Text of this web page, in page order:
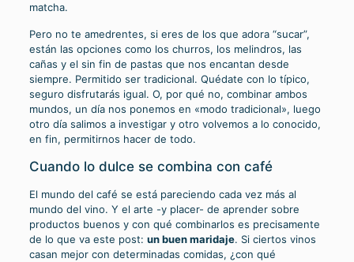
matcha.
Pero no te amedrentes, si eres de los que adora “sucar”,
están las opciones como los churros, los melindros, las
cañas y el sin fin de pastas que nos encantan desde
siempre. Permitido ser tradicional. Quédate con lo típico,
seguro disfrutarás igual. O, por qué no, combinar ambos
mundos, un día nos ponemos en «modo tradicional», luego
otro día salimos a investigar y otro volvemos a lo conocido,
en fin, permitirnos hacer de todo.
Cuando lo dulce se combina con café
El mundo del café se está pareciendo cada vez más al
mundo del vino. Y el arte -y placer- de aprender sobre
productos buenos y con qué combinarlos es precisamente
de lo que va este post: un buen maridaje. Si ciertos vinos
casan mejor con determinadas comidas, ¿con qué